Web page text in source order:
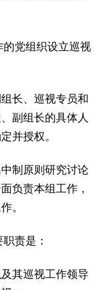
的党组织设立巡视
长、巡视专员和
副组长的具体人
并授权。
制原则研究讨论
负责本组工作，
。
责是：
其巡视工作领导